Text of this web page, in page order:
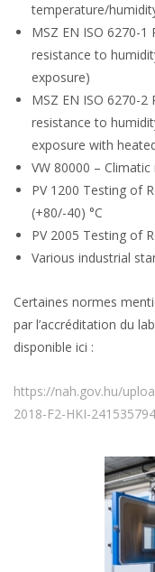
temperature/
MSZ EN ISO 6270-
resistance to
exposure)
MSZ EN ISO 6270-
resistance to
exposure with
VW 80000 –
PV 1200 Testing of
(+80/-40) °C
PV 2005 Testing of
Various industrial
Certaines normes
par l’accréditation du
disponible ici :
https://nah.gov.hu/
2018-F2-HKI-